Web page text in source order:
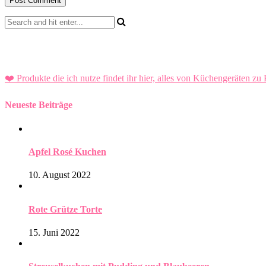
❤️ Produkte die ich nutze findet ihr hier, alles von Küchengeräten zu
Neueste Beiträge
Apfel Rosé Kuchen
10. August 2022
Rote Grütze Torte
15. Juni 2022